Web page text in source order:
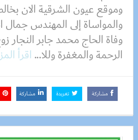
وموقع عيون الشرقية الان
والمواساة إلى المهندس جمال
وفاة الحاج محمد جابر النجار
الرحمة والمغفرة وللا...اقرأ
مشاركة تغريدة مشاركة